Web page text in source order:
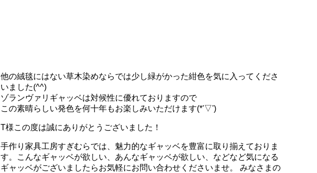
他の絨毯にはない草木染めならでは少し緑がかった紺色を気に入ってくださ
いました(^^)
ゾランヴァリギャッベは対候性に優れておりますので
この素晴らしい発色を何十年もお楽しみいただけます(*'▽')
T様この度は誠にありがとうございました！
手作り家具工房すぎむらでは、魅力的なギャッベを豊富に取り揃えておりま
す。こんなギャッベが欲しい、あんなギャッベが欲しい、などなど気になる
ギャッベがございましたらお気軽にお問い合わせくださいませ。 みなさまの